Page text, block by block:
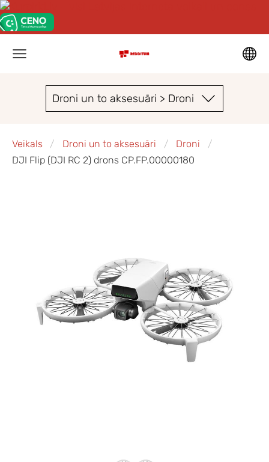
Droni un to aksesuāri > Droni
Veikals Droni un to aksesuāri
Droni
DJI Flip (DJI RC 2) drons CP.FP.00000180